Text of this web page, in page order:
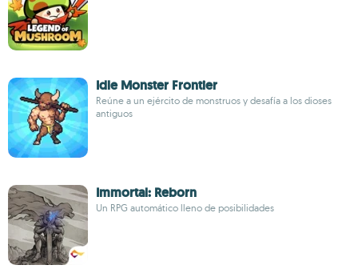
Idle Monster Frontier
Reúne a un ejército de monstruos y desafía a los dioses
antiguos
Immortal: Reborn
Un RPG automático lleno de posibilidades